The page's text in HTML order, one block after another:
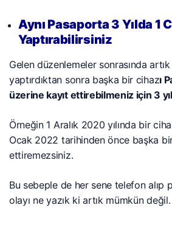
Aynı Pasaporta 3 Yılda 1
Yaptırabilirsiniz
Gelen düzenlemeler sonrasında
yaptırdıktan sonra başka bir cihazı
üzerine kayıt ettirebilmeniz için 3
Örneğin 1 Aralık 2020 yılında bir
Ocak 2022 tarihinden önce başka
ettiremezsiniz.
Bu sebeple de her sene telefon alıp
olayı ne yazık ki artık mümkün değil.